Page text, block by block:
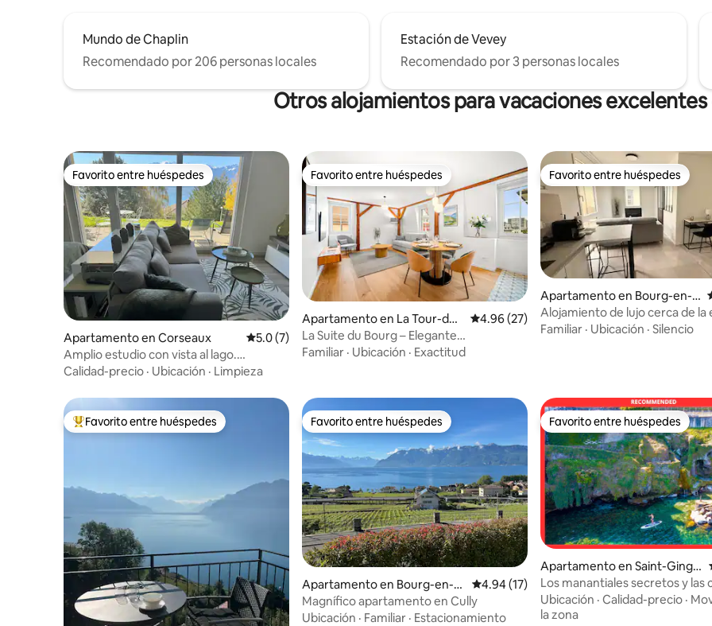
Mundo de Chaplin
Recomendado por 206 personas locales
Estación de Vevey
Recomendado por 3 personas locales
Otros alojamientos para vacaciones excelentes
Favorito entre huéspedes
Favorito entre huéspedes
Apartamento en Corseaux Calificación promedio: 5.0 de 5, 7 reseñas
5.0 (7)
Amplio estudio con vista al lago.
Tranquilo.
Calidad-precio · Ubicación · Limpieza
Favorito entre huéspedes
Favorito entre huéspedes
Apartamento en La Tour-de-
Peilz
Calificación promedio: 4.96 de 5, 27 reseñas
4.96 (27)
La Suite du Bourg – Elegante
apartamento en el centro
Familiar · Ubicación · Exactitud
Favorito entre huéspedes
Favorito entre huéspedes
Apartamento en Bourg-en-L
avaux
Alojamiento de lujo cerca de la
de tren y el lago
Familiar · Ubicación · Silencio
Favorito entre huéspedes preferido
Favorito entre huéspedes Favorito entre huéspedes
Favorito entre huéspedes
Apartamento en Bourg-en-L
avaux
Calificación promedio: 4.94 de 5, 17 reseñas
4.94 (17)
Magnífico apartamento en Cully
Ubicación · Familiar · Estacionamiento
Favorito entre huéspedes
Favorito entre huéspedes
Apartamento en Saint-Gingol
ph
Los manantiales secretos y las
lago Lemán
Ubicación · Calidad-precio ·
la zona